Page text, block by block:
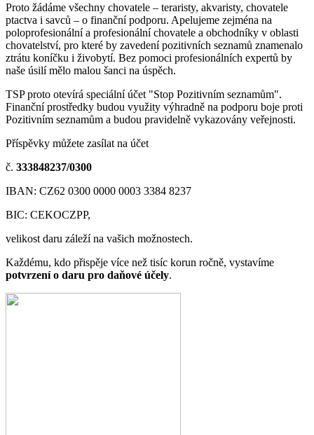
Proto žádáme všechny chovatele – teraristy, akvaristy, chovatele
ptactva i savců – o finanční podporu. Apelujeme zejména na
poloprofesionální a profesionální chovatele a obchodníky v oblasti
chovatelství, pro které by zavedení pozitivních seznamů znamenalo
ztrátu koníčku i živobytí. Bez pomoci profesionálních expertů by
naše úsilí mělo malou šanci na úspěch.
TSP proto otevírá speciální účet "Stop Pozitivním seznamům".
Finanční prostředky budou využity výhradně na podporu boje proti
Pozitivním seznamům a budou pravidelně vykazovány veřejnosti.
Příspěvky můžete zasílat na účet
č. 333848237/0300
IBAN: CZ62 0300 0000 0003 3384 8237
BIC: CEKOCZPP,
velikost daru záleží na vašich možnostech.
Každému, kdo přispěje více než tisíc korun ročně, vystavíme
potvrzení o daru pro daňové účely.